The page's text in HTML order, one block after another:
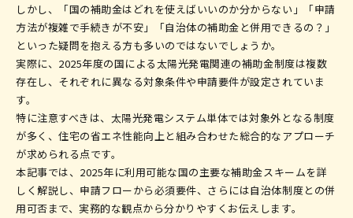
しかし、「国の補助金はどれを使えばいいのか分からない」「申請
方法が複雑で手続きが不安」「自治体の補助金と併用できるの？」
といった疑問を抱える方も多いのではないでしょうか。
実際に、2025年度の国による太陽光発電関連の補助金制度は複数
存在し、それぞれに異なる対象条件や申請要件が設定されていま
す。
特に注意すべきは、太陽光発電システム単体では対象外となる制度
が多く、住宅の省エネ性能向上と組み合わせた総合的なアプローチ
が求められる点です。
本記事では、2025年に利用可能な国の主要な補助金スキームを詳
しく解説し、申請フローから必須要件、さらには自治体制度との併
用可否まで、実務的な観点から分かりやすくお伝えします。